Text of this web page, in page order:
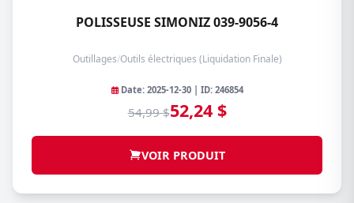
POLISSEUSE SIMONIZ 039-9056-4
Outillages/Outils électriques (Liquidation Finale)
Date: 2025-12-30 | ID: 246854
54,99 $52,24 $
VOIR PRODUIT